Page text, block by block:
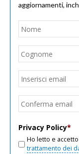
aggiornamenti,
Nome
Email
Privacy Policy*
Ho letto e accetto
trattamento dei